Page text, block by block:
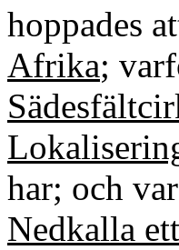
hoppades
Afrika;
har; och
Nedkalla